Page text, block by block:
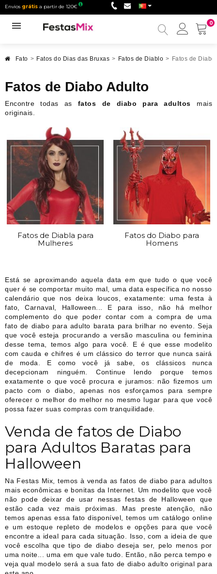
Envios grátis a partir de 120€
0
Minha
Fato > Fatos do Dias das Bruxas > Fatos de Diablo > Fatos de Diabo
Fatos de Diabo Adulto
Encontre todas as fatos de diabo para adultos mais
originais.
Fatos de Diabla para
Mulheres
Fatos do Diabo para
Homens
Está se aproximando aquela data em que tudo o que você
quer é se comportar muito mal, uma data específica no nosso
calendário que nos deixa loucos, exatamente: uma festa à
fato, Carnaval, Halloween... E para isso, não há melhor
complemento do que poder contar com a compra de uma
fato de diabo para adulto barata para brilhar no evento. Seja
que você esteja procurando a versão masculina ou feminina
desse tema, temos algo para você. E é que esse modelito
com cauda e chifres é um clássico do terror que nunca sairá
de moda. E como você já sabe, os clássicos nunca
decepcionam ninguém. Continue lendo porque temos
exatamente o que você procura e juramos: não fizemos um
pacto com o diabo, apenas nos esforçamos para sempre
oferecer o melhor do melhor no mesmo lugar para que você
possa fazer suas compras com tranquilidade.
Venda de fatos de Diabo
para Adultos Baratas para
Halloween
Na Festas Mix, temos à venda as fatos de diabo para adultos
mais econômicas e bonitas da Internet. Um modelito que você
não pode deixar de usar nessas festas de Halloween que
estão cada vez mais próximas. Mas preste atenção, não
temos apenas essa fato disponível, temos um catálogo online
e um estoque repleto de modelos e opções para que você
encontre a ideal para cada situação. Isso, com a ideia de que
você escolha que tipo de diabo deseja ser, pelo menos por
uma noite... uma em que vale tudo. Então, não perca tempo e
veja qual modelo será a sua fato de diabo adulto original para